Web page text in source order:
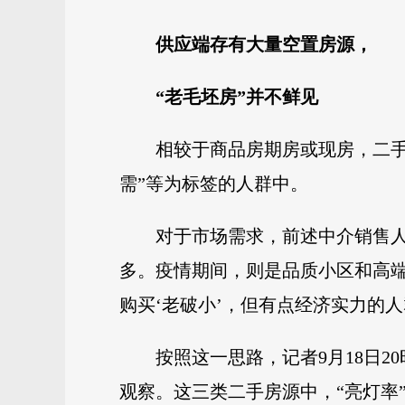
供应端存有大量空置房源，
“老毛坯房”并不鲜见
相较于商品房期房或现房，二
需”等为标签的人群中。
对于市场需求，前述中介销售
多。疫情期间，则是品质小区和高
购买‘老破小’，但有点经济实力的
按照这一思路，记者9月18日
观察。这三类二手房源中，“亮灯